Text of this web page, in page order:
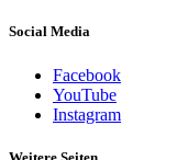
Social Media
Facebook
YouTube
Instagram